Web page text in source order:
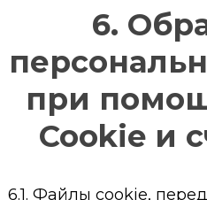
6.
при
Cookie и
6.1. Файлы cookie,